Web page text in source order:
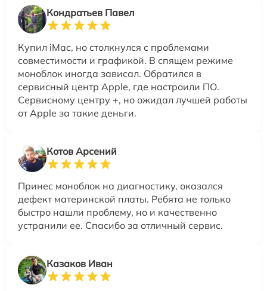
Кондратьев Павел
Купил iMac, но столкнулся с проблемами
совместимости и графикой. В спящем режиме
моноблок иногда зависал. Обратился в
сервисный центр Apple, где настроили ПО.
Сервисному центру +, но ожидал лучшей работы
от Apple за такие деньги.
Котов Арсений
Принес моноблок на диагностику, оказался
дефект материнской платы. Ребята не только
быстро нашли проблему, но и качественно
устранили ее. Спасибо за отличный сервис.
Казаков Иван